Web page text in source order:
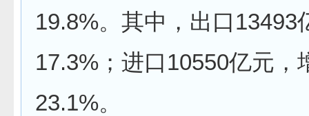
19.8%。其中，出口13493
17.3%；进口10550亿元，
23.1%。